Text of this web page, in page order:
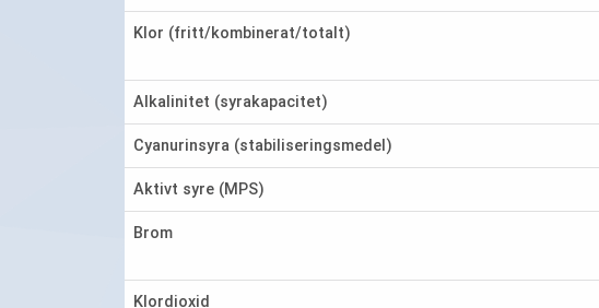
Klor (fritt/kombinerat/totalt)
Alkalinitet (syrakapacitet)
Cyanurinsyra (stabiliseringsmedel)
Aktivt syre (MPS)
Brom
Klordioxid